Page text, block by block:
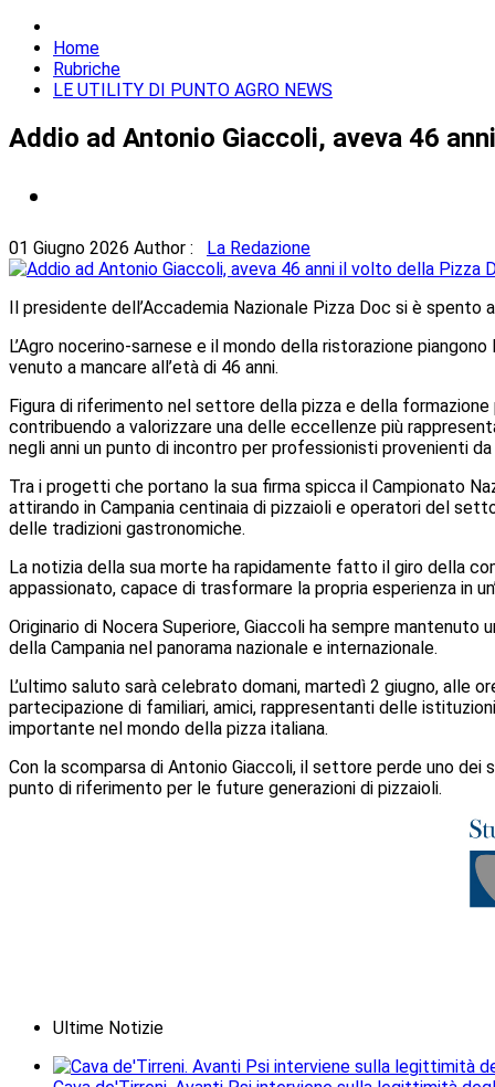
Home
Rubriche
LE UTILITY DI PUNTO AGRO NEWS
Addio ad Antonio Giaccoli, aveva 46
01 Giugno 2026 Author : La Redazione
Il presidente dell’Accademia Nazionale Pizza Doc si è spento
L’Agro nocerino-sarnese e il mondo della ristorazione
venuto a mancare all’età di 46 anni.
Figura di riferimento nel settore della pizza e della
contribuendo a valorizzare una delle eccellenze più
negli anni un punto di incontro per professionisti provenienti
Tra i progetti che portano la sua firma spicca il Campionato
attirando in Campania centinaia di pizzaioli e operatori del
delle tradizioni gastronomiche.
La notizia della sua morte ha rapidamente fatto il giro della
appassionato, capace di trasformare la propria esperienza in
Originario di Nocera Superiore, Giaccoli ha sempre
della Campania nel panorama nazionale e internazionale.
L’ultimo saluto sarà celebrato domani, martedì 2 giugno, alle
partecipazione di familiari, amici, rappresentanti delle
importante nel mondo della pizza italiana.
Con la scomparsa di Antonio Giaccoli, il settore perde uno
punto di riferimento per le future generazioni di pizzaioli.
Ultime Notizie